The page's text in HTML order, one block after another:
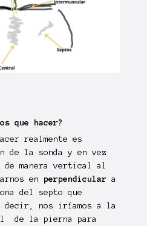
que hacer?
realmente es
de la sonda y en vez
manera vertical al
en perpendiculara
del septo que
decir, nos iríamos a la
de la pierna para